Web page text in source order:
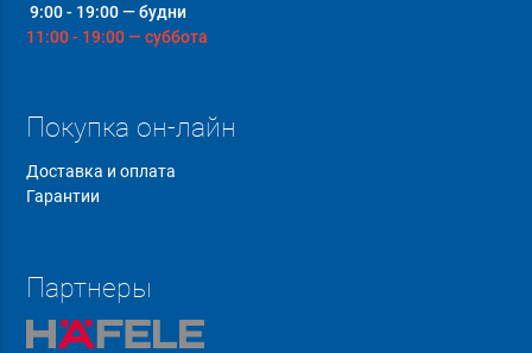
9:00 - 19:00 — будни
11:00 - 19:00 — суббота
Покупка он-лайн
Доставка и оплата
Гарантии
Партнеры